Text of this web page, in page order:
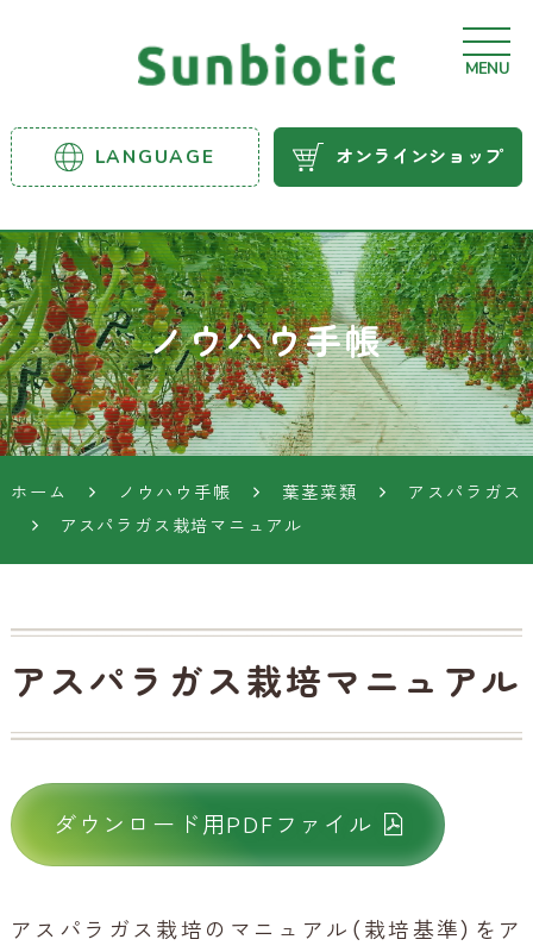
サンビ
ック農
業資材
LANGUAGE オンラインショップ
MENU
ノウハウ手帳
ホーム ノウハウ手帳 葉茎菜類
アスパラガス
アスパラガス栽培マニュアル
アスパラガス栽培マニュアル
ダウンロード用PDFファイル
アスパラガス栽培のマニュアル（栽培基準）をア